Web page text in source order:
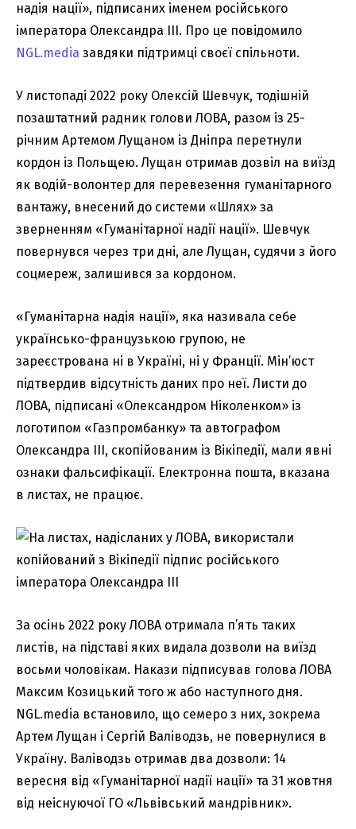
надія нації», підписаних іменем російського
імператора Олександра III. Про це повідомило
NGL.media завдяки підтримці своєї спільноти.
У листопаді 2022 року Олексій Шевчук, тодішній
позаштатний радник голови ЛОВА, разом із 25-
річним Артемом Лущаном із Дніпра перетнули
кордон із Польщею. Лущан отримав дозвіл на виїзд
як водій-волонтер для перевезення гуманітарного
вантажу, внесений до системи «Шлях» за
зверненням «Гуманітарної надії нації». Шевчук
повернувся через три дні, але Лущан, судячи з його
соцмереж, залишився за кордоном.
«Гуманітарна надія нації», яка називала себе
українсько-французькою групою, не
зареєстрована ні в Україні, ні у Франції. Мін’юст
підтвердив відсутність даних про неї. Листи до
ЛОВА, підписані «Олександром Ніколенком» із
логотипом «Газпромбанку» та автографом
Олександра III, скопійованим із Вікіпедії, мали явні
ознаки фальсифікації. Електронна пошта, вказана
в листах, не працює.
За осінь 2022 року ЛОВА отримала п’ять таких
листів, на підставі яких видала дозволи на виїзд
восьми чоловікам. Накази підписував голова ЛОВА
Максим Козицький того ж або наступного дня.
NGL.media встановило, що семеро з них, зокрема
Артем Лущан і Сергій Валіводзь, не повернулися в
Україну. Валіводзь отримав два дозволи: 14
вересня від «Гуманітарної надії нації» та 31 жовтня
від неіснуючої ГО «Львівський мандрівник».